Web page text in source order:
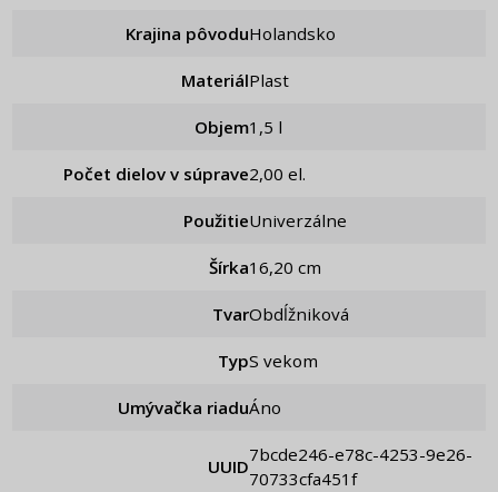
Krajina pôvodu Holandsko
Materiál Plast
Objem 1,5 l
Počet dielov v súprave 2,00 el.
Použitie Univerzálne
Šírka 16,20 cm
Tvar Obdĺžniková
Typ S vekom
Umývačka riadu Áno
UUID
7bcde246-e78c-4253-9e26-
70733cfa451f